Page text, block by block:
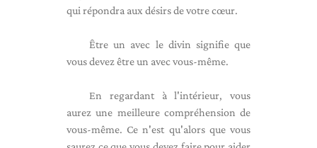
qui répondra aux désirs de votre cœur.
Être un avec le divin signifie que
vous devez être un avec vous-même.
En regardant à l'intérieur, vous
aurez une meilleure compréhension de
vous-même. Ce n'est qu'alors que vous